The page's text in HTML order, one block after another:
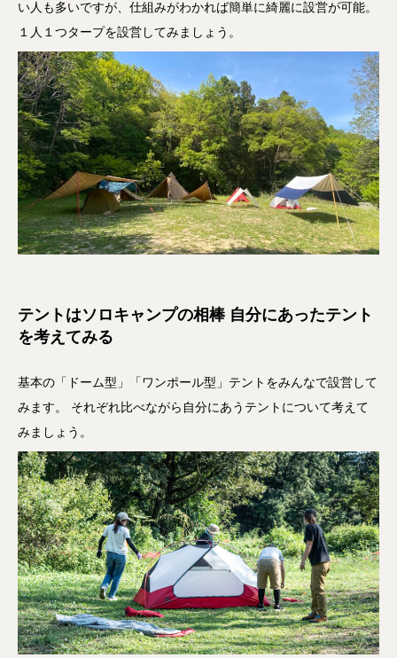
い人も多いですが、仕組みがわかれば簡単に綺麗に設営が可能。
１人１つタープを設営してみましょう。
テントはソロキャンプの相棒 自分にあったテント
を考えてみる
基本の「ドーム型」「ワンポール型」テントをみんなで設営して
みます。 それぞれ比べながら自分にあうテントについて考えて
みましょう。